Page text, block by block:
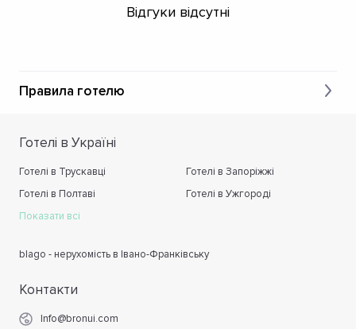
Відгуки відсутні
Правила готелю
Готелі в Україні
Готелі в Трускавці
Готелі в Запоріжжі
Готелі в Полтаві
Готелі в Ужгороді
Показати всі
blago - нерухомість в Івано-Франківську
Контакти
Info@bronui.com